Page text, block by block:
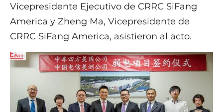
Vicepresidente Ejecutivo de CRRC SiFang
America y Zheng Ma, Vicepresidente de
CRRC SiFang America, asistieron al acto.